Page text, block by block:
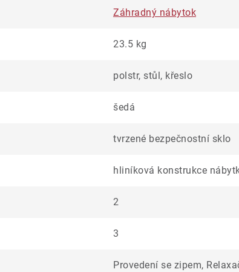
Záhradný nábytok
23.5 kg
polstr, stůl, křeslo
šedá
tvrzené bezpečnostní sklo
hliníková konstrukce
2
3
Provedení se zipem,